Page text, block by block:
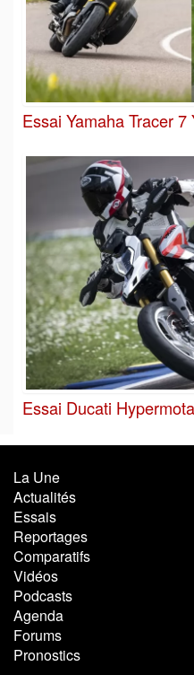
Essai Yamaha Tracer 7
Essai Ducati
La Une
Actualités
Essais
Reportages
Comparatifs
Vidéos
Podcasts
Agenda
Forums
Pronostics